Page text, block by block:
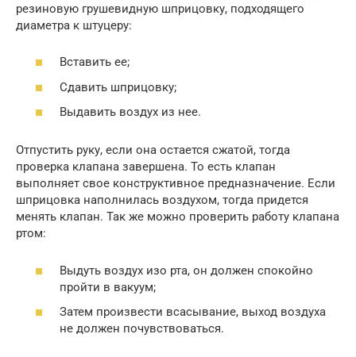
резиновую грушевидную шприцовку, подходящего
диаметра к штуцеру:
Вставить ее;
Сдавить шприцовку;
Выдавить воздух из нее.
Отпустить руку, если она остается сжатой, тогда
проверка клапана завершена. То есть клапан
выполняет свое конструктивное предназначение. Если
шприцовка наполнилась воздухом, тогда придется
менять клапан. Так же можно проверить работу клапана
ртом:
Выдуть воздух изо рта, он должен спокойно
пройти в вакуум;
Затем произвести всасывание, выход воздуха
не должен почувствоваться.